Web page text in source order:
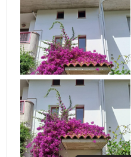
Qualsiasi
1
2
3